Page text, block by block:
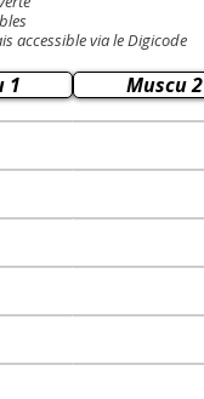
accessible via le Digicode
1 Muscu 2